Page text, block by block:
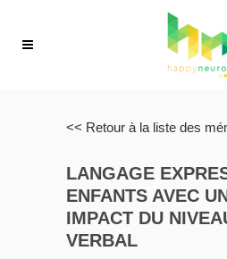
<< Retour à la liste des
LANGAGE
ENFANTS AVEC
IMPACT DU
VERBAL